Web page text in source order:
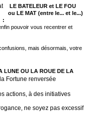
LE BATELEUR et LE FOU
ou LE MAT (entre le... et le...)
:
pouvoir vous recentrer et
mais désormais, votre
LUNE OU LA ROUE DE LA
actions, à des initiatives
ne soyez pas excessif